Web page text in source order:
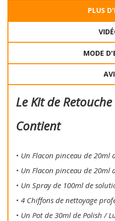
PLUS
MODE
Le Kit de
Contient
• Un Flacon pinceau de 20ml
• Un Flacon pinceau de 20ml
• Un Spray de 100ml de
• 4 Chiffons de nettoyage
• Un Pot de 30ml de Polish /